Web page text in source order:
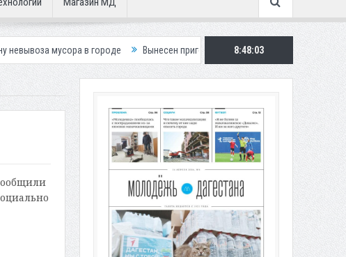
в городе Вынесен приговор по делу о гибели подростка в ДТП
8:48:05